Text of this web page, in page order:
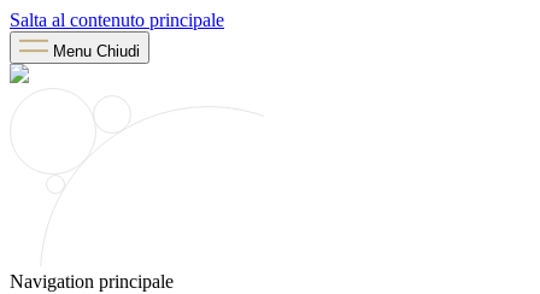
Salta al contenuto principale
Menu Chiudi
Navigation principale